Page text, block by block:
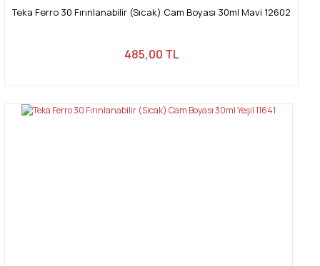
Teka Ferro 30 Fırınlanabilir (Sıcak) Cam Boyası 30ml Mavi 12602
485,00 TL